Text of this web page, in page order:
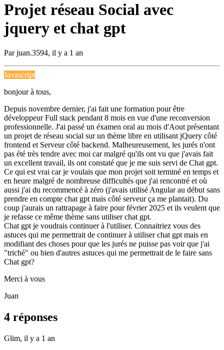
Projet réseau Social avec
jquery et chat gpt
Parjuan.3594, il y a 1 an
Javascript
bonjour à tous,
Depuis novembre dernier, j'ai fait une formation pour être
développeur Full stack pendant 8 mois en vue d'une reconversion
professionnelle. J'ai passé un éxamen oral au mois d'Aout présentant
un projet de réseau social sur un thème libre en utilisant jQuery côté
frontend et Serveur côté backend. Malheureusement, les jurés n'ont
pas été très tendre avec moi car malgré qu'ils ont vu que j'avais fait
un excellent travail, ils ont constaté que je me suis servi de Chat gpt.
Ce qui est vrai car je voulais que mon projet soit terminé en temps et
en heure malgré de nombreuse difficultés que j'ai rencontré et où
aussi j'ai du recommencé à zéro (j'avais utilisé Angular au début sans
prendre en compte chat gpt mais côté serveur ça me plantait). Du
coup j'aurais un rattrapage à faire pour février 2025 et ils veulent que
je refasse ce même thème sans utiliser chat gpt.
Chat gpt je voudrais continuer à l'utiliser. Connaitriez vous des
astuces qui me permettrait de continuer à utiliser chat gpt mais en
modifiant des choses pour que les jurés ne puisse pas voir que j'ai
"triché" ou bien d'autres astuces qui me permettrait de le faire sans
Chat gpt?
Merci à vous
Juan
4 réponses
Glim, il y a 1 an